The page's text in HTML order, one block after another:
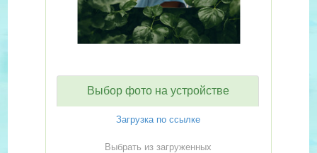
Выбор фото на устройстве
Загрузка по ссылке
Выбрать из загруженных